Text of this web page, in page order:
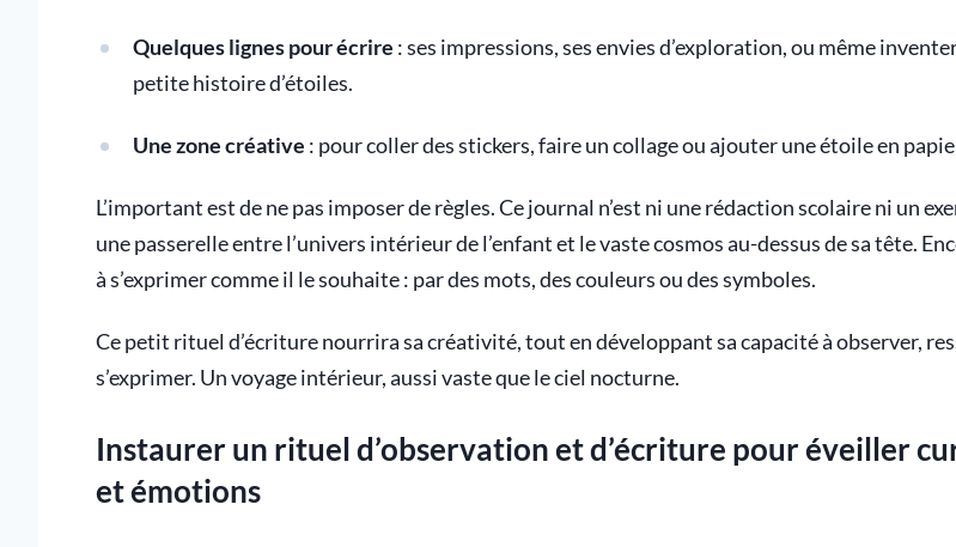
Quelques lignes pour écrire : ses impressions, ses envies d’exploration, ou même
petite histoire d’étoiles.
Une zone créative : pour coller des stickers, faire un collage ou ajouter une étoile en
L’important est de ne pas imposer de règles. Ce journal n’est ni une rédaction scolaire ni un
une passerelle entre l’univers intérieur de l’enfant et le vaste cosmos au-dessus de sa tête.
à s’exprimer comme il le souhaite : par des mots, des couleurs ou des symboles.
Ce petit rituel d’écriture nourrira sa créativité, tout en développant sa capacité à observer,
s’exprimer. Un voyage intérieur, aussi vaste que le ciel nocturne.
Instaurer un rituel d’observation et d’écriture pour éveiller
et émotions